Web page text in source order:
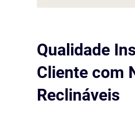
Qualidade
Cliente com
Reclináveis